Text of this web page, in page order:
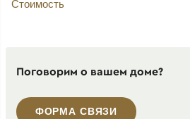
Стоимость
Поговорим о вашем доме?
ФОРМА СВЯЗИ